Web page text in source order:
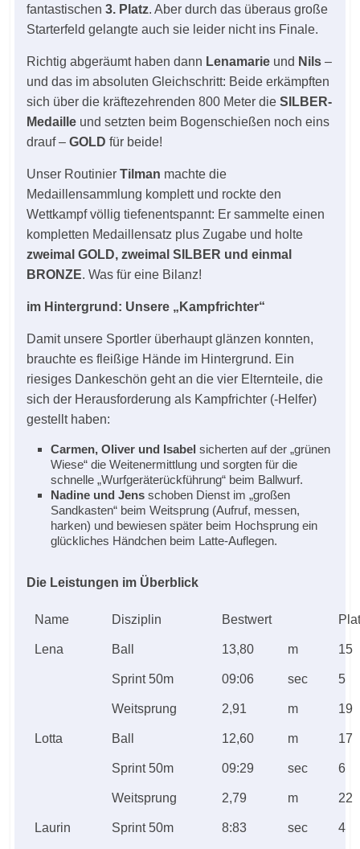
fantastischen3. Platz. Aber durch das überaus große
Starterfeld gelangte auch sie leider nicht ins Finale.
Richtig abgeräumt haben dann Lenamarie und Nils –
und das im absoluten Gleichschritt: Beide erkämpften
sich über die kräftezehrenden 800 Meter dieSILBER-
Medaille und setzten beim Bogenschießen noch eins
drauf –GOLD für beide!
Unser RoutinierTilman machte die
Medaillensammlung komplett und rockte den
Wettkampf völlig tiefenentspannt: Er sammelte einen
kompletten Medaillensatz plus Zugabe und holte
zweimal GOLD, zweimal SILBER und einmal
BRONZE. Was für eine Bilanz!
im Hintergrund: Unsere „Kampfrichter“
Damit unsere Sportler überhaupt glänzen konnten,
brauchte es fleißige Hände im Hintergrund. Ein
riesiges Dankeschön geht an die vier Elternteile, die
sich der Herausforderung als Kampfrichter (-Helfer)
gestellt haben:
Carmen, Oliver und Isabel sicherten auf der „grünen
Wiese“ die Weitenermittlung und sorgten für die
schnelle „Wurfgeräterückführung“ beim Ballwurf.
Nadine und Jens schoben Dienst im „großen
Sandkasten“ beim Weitsprung (Aufruf, messen,
harken) und bewiesen später beim Hochsprung ein
glückliches Händchen beim Latte-Auflegen.
Die Leistungen im Überblick
Name Disziplin Bestwert
Lena Ball 13,80 m 15
Sprint 50m 09:06 sec 5
Weitsprung 2,91 m 19
Lotta Ball 12,60 m 17
Sprint 50m 09:29 sec 6
Weitsprung 2,79 m 22
Laurin Sprint 50m 8:83 sec 4